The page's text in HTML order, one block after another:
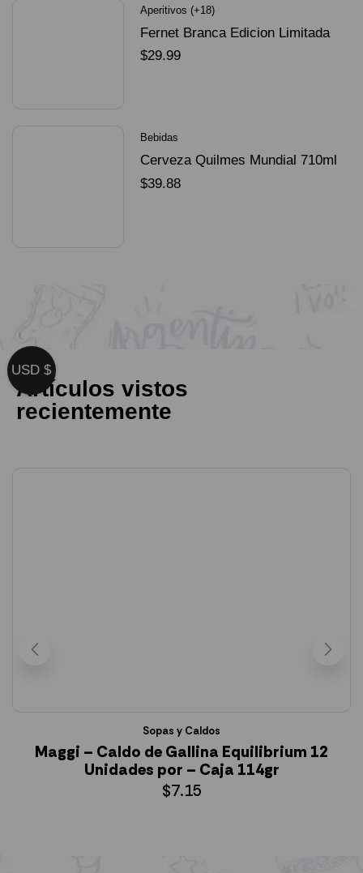
Aperitivos (+18)
Fernet Branca Edicion Limitada
Dorado Mundial
$29.99
Bebidas
Cerveza Quilmes Mundial 710ml
packX4
$39.88
Artículos vistos
recientemente
Sopas y Caldos
Maggi – Caldo de Gallina Equilibrium 12
Unidades por – Caja 114gr
$7.15
USD $